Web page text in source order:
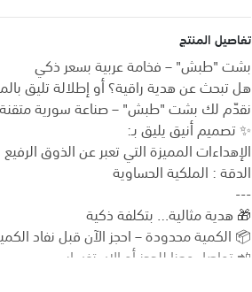
تفاصيل المنتج
بشت "طبش" – فخامة عربية بسعر ذكي
هل تبحث عن هدية راقية؟ أو إطلالة تليق
نقدّم لك بشت "طبش" – صناعة سورية متقنة،
✨ تصميم أنيق يليق بـ:
الإهداءات المميزة التي تعبر عن الذوق الرفيع
الدقة : الملكية الحساوية
---
🎁 هدية مثالية… بتكلفة ذكية
📦 الكمية محدودة – احجز الآن قبل نفاد
📲 تواصل معنا للحجز أو الاستفسار
اخبرنا بالمقاس المناسب عبر الواتس اب و